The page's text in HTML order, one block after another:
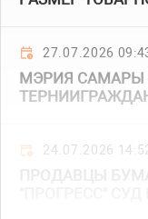
27.07.2026
МЭРИЯ САМАРЫ
24.07.2026
ПРОДАВЦЫ
"ПРОГРЕСС"